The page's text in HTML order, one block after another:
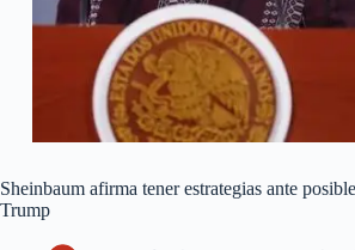
Sheinbaum afirma tener estrategias ante
Trump